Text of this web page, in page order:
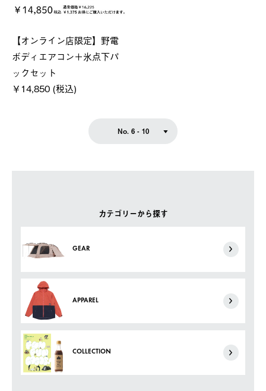
カテゴリーから探す
GEAR
APPAREL
COLLECTION
【オンライン店限定】野電
ボディエアコン＋氷点下パ
ックセット
￥14,850 (税込)
No. 6 - 10